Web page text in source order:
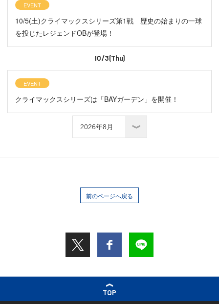
EVENT
10/5(土)クライマックスシリーズ第1戦 歴史の始まりの一球
を投じたレジェンドOBが登場！
10/3(Thu)
EVENT
クライマックスシリーズは「BAYガーデン」を開催！
前のページへ戻る
TOP